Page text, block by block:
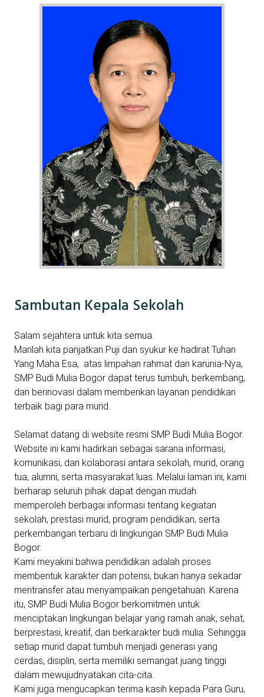
Sambutan Kepala Sekolah
Salam sejahtera untuk kita semua.
Marilah kita panjatkan Puji dan syukur ke hadirat Tuhan
Yang Maha Esa, atas limpahan rahmat dan karunia-Nya,
SMP Budi Mulia Bogor dapat terus tumbuh, berkembang,
dan berinovasi dalam memberikan layanan pendidikan
terbaik bagi para murid.
Selamat datang di website resmi SMP Budi Mulia Bogor.
Website ini kami hadirkan sebagai sarana informasi,
komunikasi, dan kolaborasi antara sekolah, murid, orang
tua, alumni, serta masyarakat luas. Melalui laman ini, kami
berharap seluruh pihak dapat dengan mudah
memperoleh berbagai informasi tentang kegiatan
sekolah, prestasi murid, program pendidikan, serta
perkembangan terbaru di lingkungan SMP Budi Mulia
Bogor.
Kami meyakini bahwa pendidikan adalah proses
membentuk karakter dan potensi, bukan hanya sekadar
mentransfer atau menyampaikan pengetahuan. Karena
itu, SMP Budi Mulia Bogor berkomitmen untuk
menciptakan lingkungan belajar yang ramah anak, sehat,
berprestasi, kreatif, dan berkarakter budi mulia. Sehingga
setiap murid dapat tumbuh menjadi generasi yang
cerdas, disiplin, serta memiliki semangat juang tinggi
dalam mewujudnyatakan cita-cita.
Kami juga mengucapkan terima kasih kepada Para Guru,